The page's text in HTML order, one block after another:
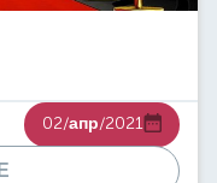
02/апр/2021